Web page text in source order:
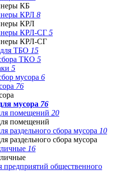
КБ
КРЛ 8
КРЛ
КРЛ-СГ 5
КРЛ-СГ
ТБО 15
ТКО 5
5
мусора 6
76
мусора 76
помещений 20
помещений
раздельного сбора мусора 10
раздельного сбора мусора
16
общественного